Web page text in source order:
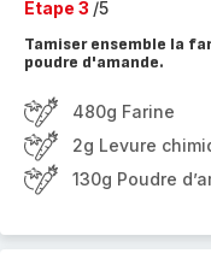
Etape 3 /5
Tamiser ensemble la
poudre d'amande.
480g Farine
2g Levure
130g Poudre